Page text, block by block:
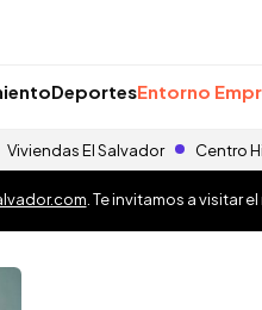
DeportesEntorno
Viviendas El Salvador Centro
. Te invitamos a visitar